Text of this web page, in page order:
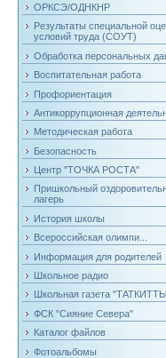
ОРКСЭ/ОДНКНР
Результаты специальной
условий труда (СОУТ)
Обработка персональных
Воспитательная работа
Профориентация
Антикоррупционная
Методическая работа
Безопасность
Центр "ТОЧКА РОСТА"
Пришкольный
лагерь
История школы
Всероссийская олимпи...
Информация для родителей
Школьное радио
Школьная газета
ФСК "Сияние Севера"
Каталог файлов
Фотоальбомы